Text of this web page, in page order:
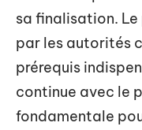
sa finalisation.
par les autorités
prérequis
continue avec le
fondamentale